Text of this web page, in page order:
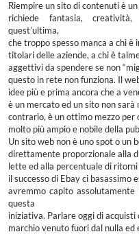
Riempire un sito di contenuti è
richiede fantasia,
quest’ultima,
che troppo spesso manca a chi è
titolari delle aziende, a chi è
aggettivi da spendere se non
questo in rete non funziona. Il
idee più e prima ancora che a
è un mercato ed un sito non sarà
contrario, è un ottimo mezzo per
molto più ampio e nobile della
Un sito web non è uno spot o un
direttamente proporzionale alla
lette ed alla percentuale di
il successo di Ebay ci
avremmo capito
questa
iniziativa. Parlare oggi di acquisti
marchio venuto fuori dal nulla ed